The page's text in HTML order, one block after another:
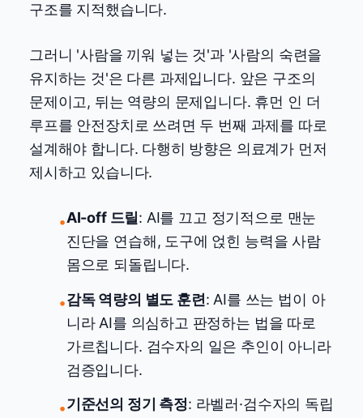
구조를 지적했습니다.
그러니 '사람을 끼워 넣는 것'과 '사람의 숙련을
유지하는 것'은 다른 과제입니다. 앞은 구조의
문제이고, 뒤는 역량의 문제입니다. 휴먼 인 더
루프를 안전장치로 쓰려면 두 번째 과제를 따로
설계해야 합니다. 다행히 방향은 의료계가 먼저
제시하고 있습니다.
•AI-off 드릴: AI를 끄고 정기적으로 맨눈
진단을 연습해, 도구에 얹힌 능력을 사람
몸으로 되돌립니다.
•감독 역량의 별도 훈련: AI를 쓰는 법이 아
니라 AI를 의심하고 판정하는 법을 따로
가르칩니다. 검수자의 일은 추인이 아니라
검증입니다.
•기준선의 정기 측정: 라벨러·검수자의 독립